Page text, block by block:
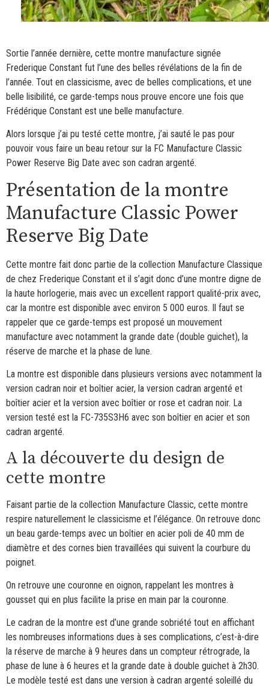
Sortie l’année dernière, cette montre manufacture signée
Frederique Constant fut l’une des belles révélations de la fin de
l’année. Tout en classicisme, avec de belles complications, et une
belle lisibilité, ce garde-temps nous prouve encore une fois que
Frédérique Constant est une belle manufacture.
Alors lorsque j’ai pu testé cette montre, j’ai sauté le pas pour
pouvoir vous faire un beau retour sur la FC Manufacture Classic
Power Reserve Big Date avec son cadran argenté.
Présentation de la montre
Manufacture Classic Power
Reserve Big Date
Cette montre fait donc partie de la collection Manufacture Classique
de chez Frederique Constant et il s’agit donc d’une montre digne de
la haute horlogerie, mais avec un excellent rapport qualité-prix avec,
car la montre est disponible avec environ 5 000 euros. Il faut se
rappeler que ce garde-temps est proposé un mouvement
manufacture avec notamment la grande date (double guichet), la
réserve de marche et la phase de lune.
La montre est disponible dans plusieurs versions avec notamment la
version cadran noir et boîtier acier, la version cadran argenté et
boîtier acier et la version avec boîtier or rose et cadran noir. La
version testé est la FC-735S3H6 avec son boîtier en acier et son
cadran argenté.
A la découverte du design de
cette montre
Faisant partie de la collection Manufacture Classic, cette montre
respire naturellement le classicisme et l’élégance. On retrouve donc
un beau garde-temps avec un boîtier en acier poli de 40 mm de
diamètre et des cornes bien travaillées qui suivent la courbure du
poignet.
On retrouve une couronne en oignon, rappelant les montres à
gousset qui en plus facilite la prise en main par la couronne.
Le cadran de la montre est d’une grande sobriété tout en affichant
les nombreuses informations dues à ses complications, c’est-à-dire
la réserve de marche à 9 heures dans un compteur rétrograde, la
phase de lune à 6 heures et la grande date à double guichet à 2h30.
Le modèle testé est dans une version à cadran argenté soleillé du